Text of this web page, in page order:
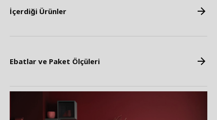
İçerdiği Ürünler
Ebatlar ve Paket Ölçüleri